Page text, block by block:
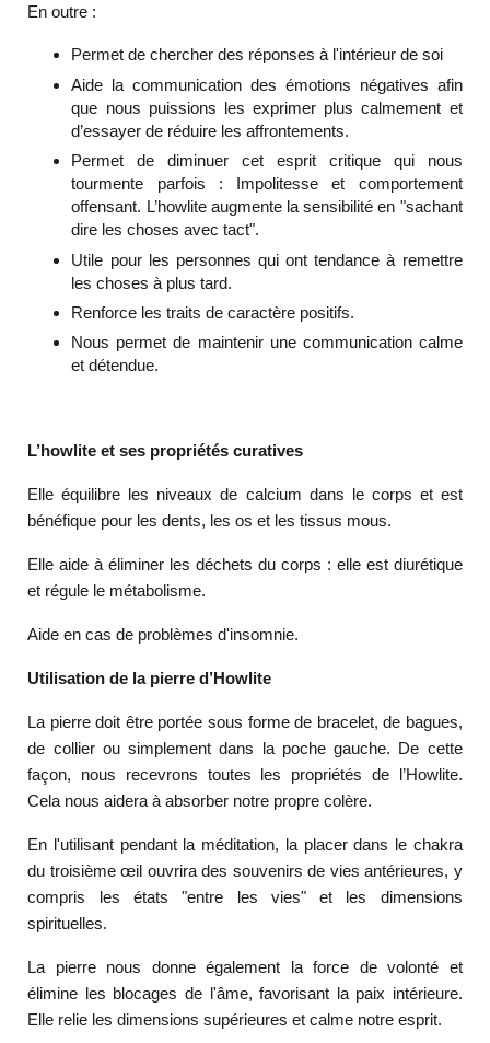
En outre :
Permet de chercher des réponses à l'intérieur de soi
Aide la communication des émotions négatives afin
que nous puissions les exprimer plus calmement et
d’essayer de réduire les affrontements.
Permet de diminuer cet esprit critique qui nous
tourmente parfois : Impolitesse et comportement
offensant. L’howlite augmente la sensibilité en "sachant
dire les choses avec tact".
Utile pour les personnes qui ont tendance à remettre
les choses à plus tard.
Renforce les traits de caractère positifs.
Nous permet de maintenir une communication calme
et détendue.
L’howlite et ses propriétés curatives
Elle équilibre les niveaux de calcium dans le corps et est
bénéfique pour les dents, les os et les tissus mous.
Elle aide à éliminer les déchets du corps : elle est diurétique
et régule le métabolisme.
Aide en cas de problèmes d'insomnie.
Utilisation de la pierre d’Howlite
La pierre doit être portée sous forme de bracelet, de bagues,
de collier ou simplement dans la poche gauche. De cette
façon, nous recevrons toutes les propriétés de l’Howlite.
Cela nous aidera à absorber notre propre colère.
En l'utilisant pendant la méditation, la placer dans le chakra
du troisième œil ouvrira des souvenirs de vies antérieures, y
compris les états "entre les vies" et les dimensions
spirituelles.
La pierre nous donne également la force de volonté et
élimine les blocages de l'âme, favorisant la paix intérieure.
Elle relie les dimensions supérieures et calme notre esprit.